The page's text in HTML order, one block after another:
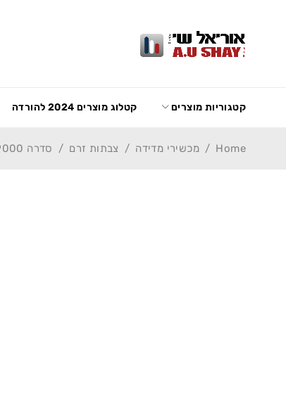
קטגוריות מוצרים קטלוג מוצרים 2024 להורדה
Home
/ מכשירי מדידה / צבתות זרם / סדרה 9000 HT ITALIA